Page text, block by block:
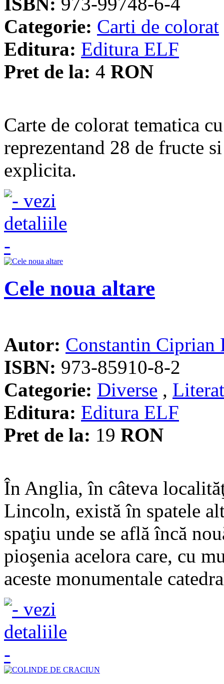
Categorie: Carti de colorat
Editura: Editura ELF
Pret de la: 4 RON
Carte de colorat tematica
reprezentand 28 de fructe
explicita.
Cele noua altare
Autor: Constantin Ciprian
ISBN: 973-85910-8-2
Categorie: Diverse ,
Editura: Editura ELF
Pret de la: 19 RON
În Anglia, în câteva
Lincoln, există în spatele
spaţiu unde se află încă
pioşenia acelora care, cu
aceste monumentale